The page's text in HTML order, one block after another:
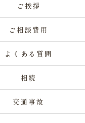
ご挨拶
ご相談費用
よくある質問
相続
交通事故